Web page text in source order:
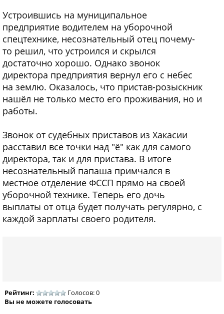
Устроившись на муниципальное
предприятие водителем на уборочной
спецтехнике, несознательный отец почему-
то решил, что устроился и скрылся
достаточно хорошо. Однако звонок
директора предприятия вернул его с небес
на землю. Оказалось, что пристав-розыскник
нашёл не только место его проживания, но и
работы.
Звонок от судебных приставов из Хакасии
расставил все точки над "ё" как для самого
директора, так и для пристава. В итоге
несознательный папаша примчался в
местное отделение ФССП прямо на своей
уборочной технике. Теперь его дочь
выплаты от отца будет получать регулярно, с
каждой зарплаты своего родителя.
Рейтинг:
Голосов: 0
Вы не можете голосовать